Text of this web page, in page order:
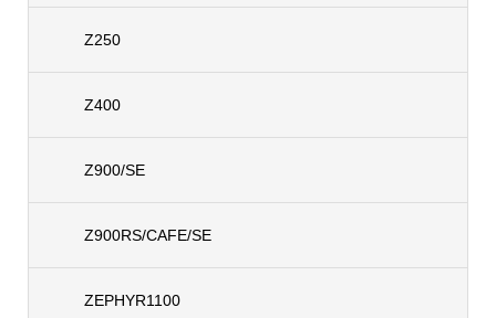
Z250
Z400
Z900/SE
Z900RS/CAFE/SE
ZEPHYR1100